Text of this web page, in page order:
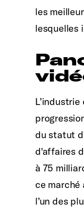
les
lesquelles
du statut
d'affaires
à 75
ce marché
l’un des